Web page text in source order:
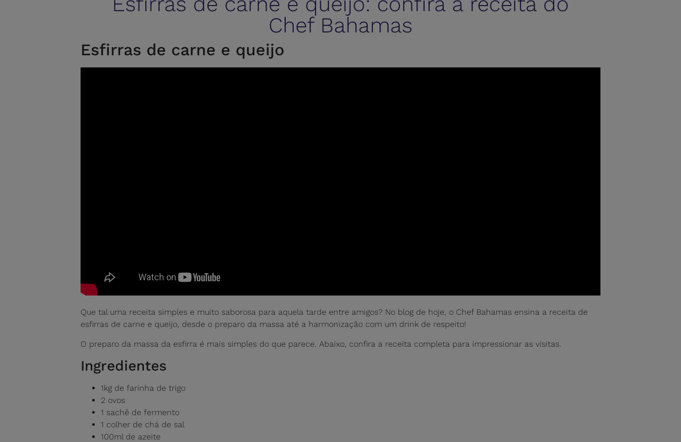
Chef Bahamas
Esfirras de carne e queijo
Que tal uma receita simples e muito saborosa para aquela tarde entre amigos? No blog de hoje, o Chef Bahamas ensina a receita de
esfirras de carne e queijo, desde o preparo da massa até a harmonização com um drink de respeito!
O preparo da massa da esfirra é mais simples do que parece. Abaixo, confira a receita completa para impressionar as visitas.
Ingredientes
1kg de farinha de trigo
2 ovos
1 sachê de fermento
1 colher de chá de sal
100ml de azeite